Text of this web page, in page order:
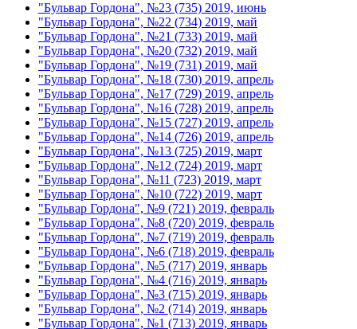
"Бульвар Гордона", №23 (735) 2019, июнь
"Бульвар Гордона", №22 (734) 2019, май
"Бульвар Гордона", №21 (733) 2019, май
"Бульвар Гордона", №20 (732) 2019, май
"Бульвар Гордона", №19 (731) 2019, май
"Бульвар Гордона", №18 (730) 2019, апрель
"Бульвар Гордона", №17 (729) 2019, апрель
"Бульвар Гордона", №16 (728) 2019, апрель
"Бульвар Гордона", №15 (727) 2019, апрель
"Бульвар Гордона", №14 (726) 2019, апрель
"Бульвар Гордона", №13 (725) 2019, март
"Бульвар Гордона", №12 (724) 2019, март
"Бульвар Гордона", №11 (723) 2019, март
"Бульвар Гордона", №10 (722) 2019, март
"Бульвар Гордона", №9 (721) 2019, февраль
"Бульвар Гордона", №8 (720) 2019, февраль
"Бульвар Гордона", №7 (719) 2019, февраль
"Бульвар Гордона", №6 (718) 2019, февраль
"Бульвар Гордона", №5 (717) 2019, январь
"Бульвар Гордона", №4 (716) 2019, январь
"Бульвар Гордона", №3 (715) 2019, январь
"Бульвар Гордона", №2 (714) 2019, январь
"Бульвар Гордона", №1 (713) 2019, январь